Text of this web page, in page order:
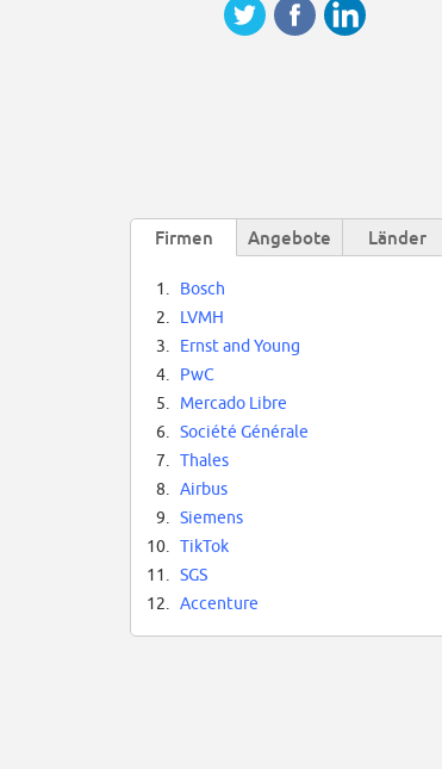
Firmen Angebote Länder
1.
Bosch
2.
LVMH
3.
Ernst and Young
4.
PwC
5.
Mercado Libre
6.
Société Générale
7.
Thales
8.
Airbus
9.
Siemens
10.
TikTok
11.
SGS
12.
Accenture